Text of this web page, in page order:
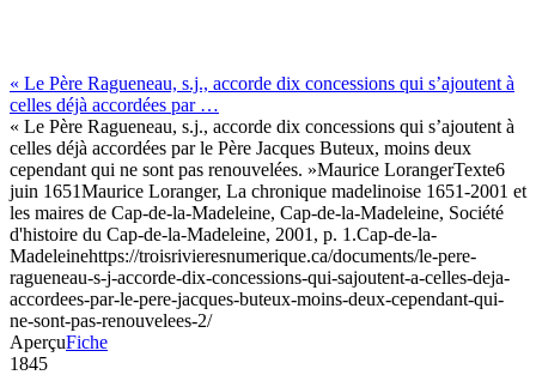
« Le Père Ragueneau, s.j., accorde dix concessions qui s’ajoutent à
celles déjà accordées par …
« Le Père Ragueneau, s.j., accorde dix concessions qui s’ajoutent à
celles déjà accordées par le Père Jacques Buteux, moins deux
cependant qui ne sont pas renouvelées. »Maurice LorangerTexte6
juin 1651Maurice Loranger, La chronique madelinoise 1651-2001 et
les maires de Cap-de-la-Madeleine, Cap-de-la-Madeleine, Société
d'histoire du Cap-de-la-Madeleine, 2001, p. 1.Cap-de-la-
Madeleinehttps://troisrivieresnumerique.ca/documents/le-pere-
ragueneau-s-j-accorde-dix-concessions-qui-sajoutent-a-celles-deja-
accordees-par-le-pere-jacques-buteux-moins-deux-cependant-qui-
ne-sont-pas-renouvelees-2/
AperçuFiche
1845